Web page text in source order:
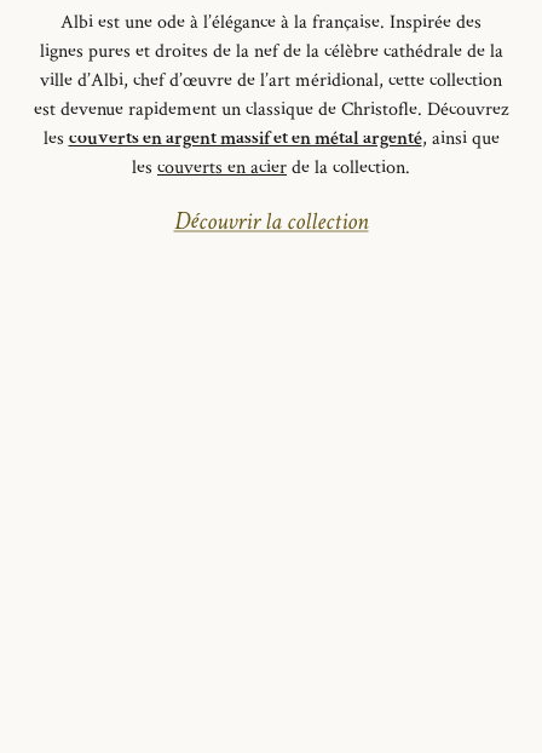
Albi est une ode à l’élégance à la française. Inspirée des
lignes pures etdroites de la nef de la célèbre cathédrale de la
ville d’Albi, chef d’œuvre de l’art méridional, cette collection
est devenuerapidement un classique de Christofle. Découvrez
les couverts en argent massif et en métal argenté, ainsi que
les couverts en acierde la collection.
Découvrir la collection